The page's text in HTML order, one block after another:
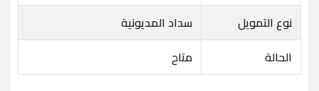
نوع التمويل
سداد المديونية
الحالة
متاح